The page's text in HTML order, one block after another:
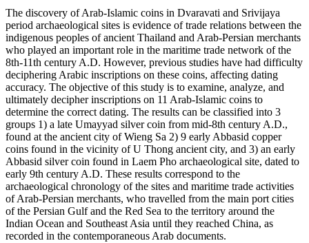
The discovery of Arab-Islamic coins in Dvaravati and Srivijaya
period archaeological sites is evidence of trade relations between the
indigenous peoples of ancient Thailand and Arab-Persian merchants
who played an important role in the maritime trade network of the
8th-11th century A.D. However, previous studies have had difficulty
deciphering Arabic inscriptions on these coins, affecting dating
accuracy. The objective of this study is to examine, analyze, and
ultimately decipher inscriptions on 11 Arab-Islamic coins to
determine the correct dating. The results can be classified into 3
groups 1) a late Umayyad silver coin from mid-8th century A.D.,
found at the ancient city of Wieng Sa 2) 9 early Abbasid copper
coins found in the vicinity of U Thong ancient city, and 3) an early
Abbasid silver coin found in Laem Pho archaeological site, dated to
early 9th century A.D. These results correspond to the
archaeological chronology of the sites and maritime trade activities
of Arab-Persian merchants, who travelled from the main port cities
of the Persian Gulf and the Red Sea to the territory around the
Indian Ocean and Southeast Asia until they reached China, as
recorded in the contemporaneous Arab documents.